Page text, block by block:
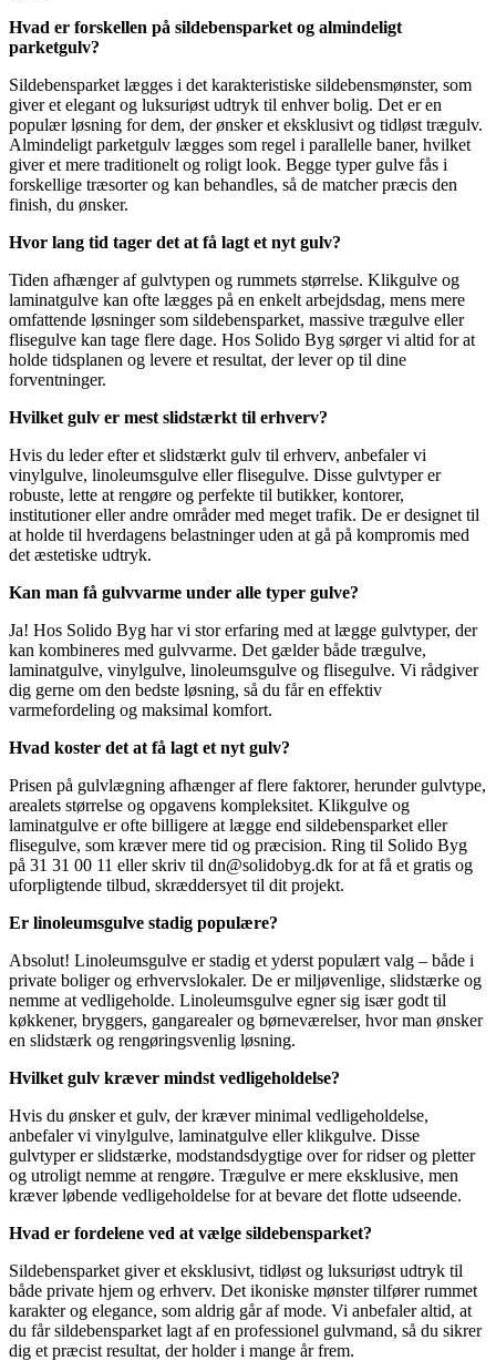
Hvad er forskellen på sildebensparket og almindeligt
parketgulv?
Sildebensparket lægges i det karakteristiske sildebensmønster, som
giver et elegant og luksuriøst udtryk til enhver bolig. Det er en
populær løsning for dem, der ønsker et eksklusivt og tidløst trægulv.
Almindeligt parketgulv lægges som regel i parallelle baner, hvilket
giver et mere traditionelt og roligt look. Begge typer gulve fås i
forskellige træsorter og kan behandles, så de matcher præcis den
finish, du ønsker.
Hvor lang tid tager det at få lagt et nyt gulv?
Tiden afhænger af gulvtypen og rummets størrelse. Klikgulve og
laminatgulve kan ofte lægges på en enkelt arbejdsdag, mens mere
omfattende løsninger som sildebensparket, massive trægulve eller
flisegulve kan tage flere dage. Hos Solido Byg sørger vi altid for at
holde tidsplanen og levere et resultat, der lever op til dine
forventninger.
Hvilket gulv er mest slidstærkt til erhverv?
Hvis du leder efter et slidstærkt gulv til erhverv, anbefaler vi
vinylgulve, linoleumsgulve eller flisegulve. Disse gulvtyper er
robuste, lette at rengøre og perfekte til butikker, kontorer,
institutioner eller andre områder med meget trafik. De er designet til
at holde til hverdagens belastninger uden at gå på kompromis med
det æstetiske udtryk.
Kan man få gulvvarme under alle typer gulve?
Ja! Hos Solido Byg har vi stor erfaring med at lægge gulvtyper, der
kan kombineres med gulvvarme. Det gælder både trægulve,
laminatgulve, vinylgulve, linoleumsgulve og flisegulve. Vi rådgiver
dig gerne om den bedste løsning, så du får en effektiv
varmefordeling og maksimal komfort.
Hvad koster det at få lagt et nyt gulv?
Prisen på gulvlægning afhænger af flere faktorer, herunder gulvtype,
arealets størrelse og opgavens kompleksitet. Klikgulve og
laminatgulve er ofte billigere at lægge end sildebensparket eller
flisegulve, som kræver mere tid og præcision. Ring til Solido Byg
på 31 31 00 11 eller skriv til dn@solidobyg.dk for at få et gratis og
uforpligtende tilbud, skræddersyet til dit projekt.
Er linoleumsgulve stadig populære?
Absolut! Linoleumsgulve er stadig et yderst populært valg – både i
private boliger og erhvervslokaler. De er miljøvenlige, slidstærke og
nemme at vedligeholde. Linoleumsgulve egner sig især godt til
køkkener, bryggers, gangarealer og børneværelser, hvor man ønsker
en slidstærk og rengøringsvenlig løsning.
Hvilket gulv kræver mindst vedligeholdelse?
Hvis du ønsker et gulv, der kræver minimal vedligeholdelse,
anbefaler vi vinylgulve, laminatgulve eller klikgulve. Disse
gulvtyper er slidstærke, modstandsdygtige over for ridser og pletter
og utroligt nemme at rengøre. Trægulve er mere eksklusive, men
kræver løbende vedligeholdelse for at bevare det flotte udseende.
Hvad er fordelene ved at vælge sildebensparket?
Sildebensparket giver et eksklusivt, tidløst og luksuriøst udtryk til
både private hjem og erhverv. Det ikoniske mønster tilfører rummet
karakter og elegance, som aldrig går af mode. Vi anbefaler altid, at
du får sildebensparket lagt af en professionel gulvmand, så du sikrer
dig et præcist resultat, der holder i mange år frem.